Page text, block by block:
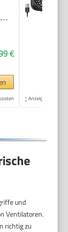
€
* Anzeige
und
Ventilatoren.
richtig zu